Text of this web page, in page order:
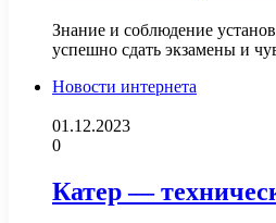
Знание и соблюдение
успешно сдать экзамены и
Новости интернета
01.12.2023
0
Катер —